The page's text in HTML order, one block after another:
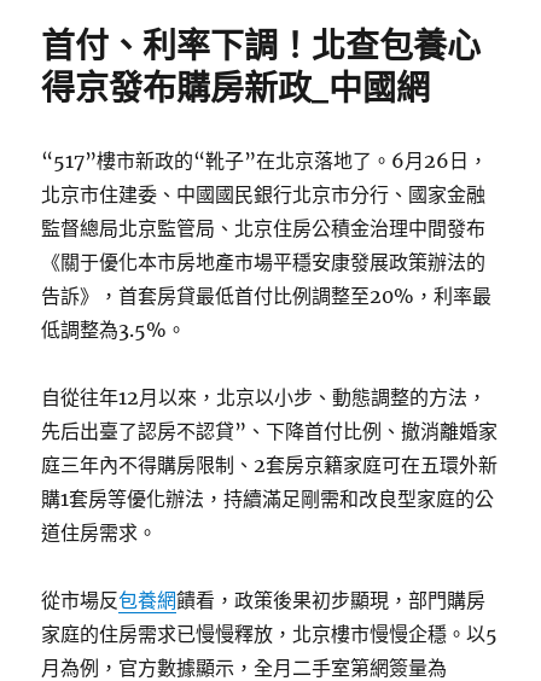
濟
查
包
站”
讓
城
商
圈
中
國
首付、利率下調！北查包養心
得京發布購房新政_中國網
“517”樓市新政的“靴子”在北京落地了。6月26日，
北京市住建委、中國國民銀行北京市分行、國家金融
監督總局北京監管局、北京住房公積金治理中間發布
《關于優化本市房地產市場平穩安康發展政策辦法的
告訴》，首套房貸最低首付比例調整至20%，利率最
低調整為3.5%。
自從往年12月以來，北京以小步、動態調整的方法，
先后出臺了認房不認貸”、下降首付比例、撤消離婚家
庭三年內不得購房限制、2套房京籍家庭可在五環外新
購1套房等優化辦法，持續滿足剛需和改良型家庭的公
道住房需求。
從市場反包養網饋看，政策後果初步顯現，部門購房
家庭的住房需求已慢慢釋放，北京樓市慢慢企穩。以5
月為例，官方數據顯示，全月二手室第網簽量為